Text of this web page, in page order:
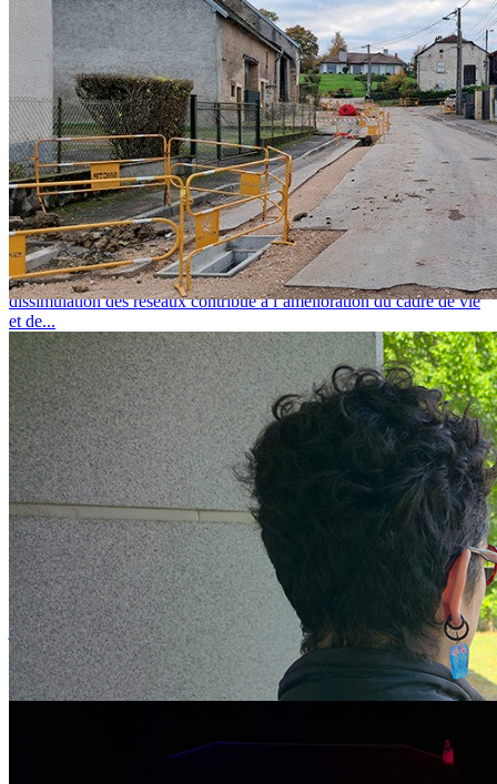
L'actualité des réseaux-secs
lundi 20 juillet 2026
APPEL À PROJETS DISSIMULATION DES RÉSEAUX
ENTERRER LES RÉSEAUX : POUR QUOI FAIRE ? La
dissimulation des réseaux contribue à l’amélioration du cadre de vie
et de...
Appel à projets Maîtrise de l’Énergie des Bâtiments 2026-2028
jeudi 16 juillet 2026
MAÎTRISE DE L’ÉNERGIE DES BÂTIMENTS : COMMENT
RÉDUIRE DURABLEMENT LES CONSOMMATIONS ? Afin
d'accompagner les collectivités dans la...